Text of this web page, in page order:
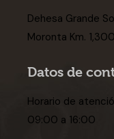
Dehesa Grande
Moronta Km.
Datos de
Horario de
09:00 a 16:00